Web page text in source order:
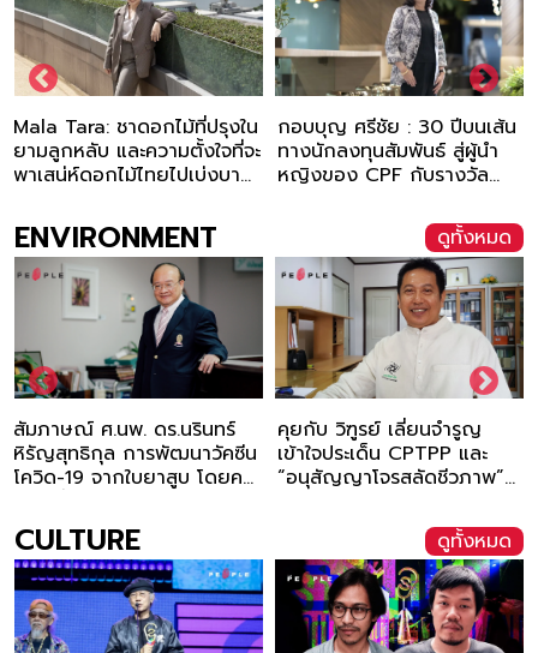
น
ะ
กอบบุญ ศรีชัย : 30 ปีบนเส้น
ทางนักลงทุนสัมพันธ์ สู่ผู้นำ
หญิงของ CPF กับรางวัล
FinanceAsia
ชัยพฤกษ์ รุ่งรชตะวาณิช :
ทายาทรุ่น 4 ‘ดอยซิลเวอร์’ ผู้
ต่อลมหายใจเครื่องเงิน ‘อิ้ว
ENVIRONMENT ดูทั้งหมด
น
น
คุยกับ วิฑูรย์ เลี่ยนจำรูญ
เข้าใจประเด็น CPTPP และ
“อนุสัญญาโจรสลัดชีวภาพ”
เกษตรกรไทย?
“ณัฐวัฒน์ แปวกระโทก” ทิ้ง
เงินเดือนหลายหมื่นเพื่อมาเ
คนเลี้ยงนกกระเรียน
CULTURE ดูทั้งหมด